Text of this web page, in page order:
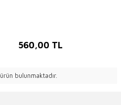
560,00 TL
ürün bulunmaktadır.